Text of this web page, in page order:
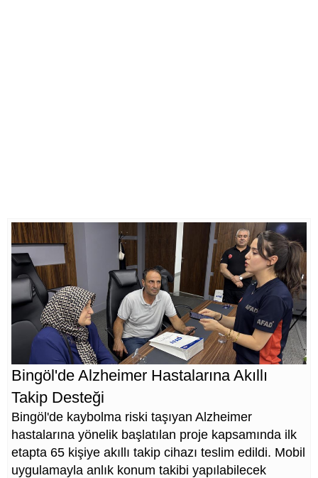
Bingöl'de Alzheimer Hastalarına Akıllı
Takip Desteği
Bingöl'de kaybolma riski taşıyan Alzheimer
hastalarına yönelik başlatılan proje kapsamında ilk
etapta 65 kişiye akıllı takip cihazı teslim edildi. Mobil
uygulamayla anlık konum takibi yapılabilecek